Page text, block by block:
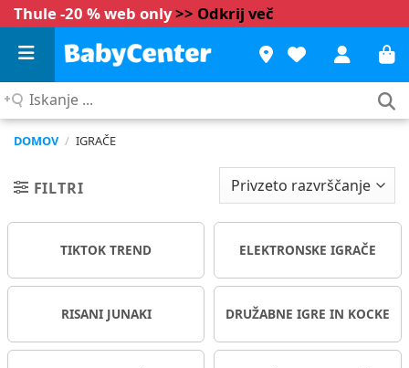
Thule -20 % web only>> Odkrij več
Iskanje
DOMOV / IGRAČE
FILTRI
TIKTOK TREND ELEKTRONSKE IGRAČE
RISANI JUNAKI DRUŽABNE IGRE IN KOCKE